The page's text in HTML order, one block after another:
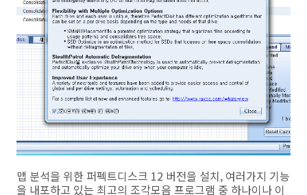
맵 분석을 위한 퍼펙트디스크 12 버전을 설치, 여러가지 기능
을 내포하고 있는 최고의 조각모음 프로그램 중 하나이나 이